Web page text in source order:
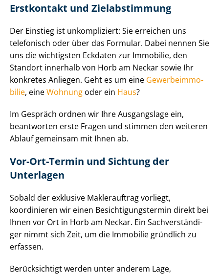
Erstkontakt und Zielabstimmung
Der Einstieg ist unkompliziert: Sie erreichen uns
telefonisch oder über das Formular. Dabei nennen Sie
uns die wichtigsten Eckdaten zur Immobilie, den
Standort innerhalb von Horb am Neckar sowie Ihr
konkretes Anliegen. Geht es um eine Ge­wer­be­im­mo­
bi­lie, eineWohnung oder ein Haus?
Im Gespräch ordnen wir Ihre Ausgangslage ein,
beantworten erste Fragen und stimmen den weiteren
Ablauf gemeinsam mit Ihnen ab.
Vor-Ort-Termin und Sichtung der
Unterlagen
Sobald der exklusive Maklerauftrag vorliegt,
koordinieren wir einen Be­sich­ti­gungs­ter­min direkt bei
Ihnen vor Ort in Horb am Neckar. Ein Sach­ver­stän­di­
ger nimmt sich Zeit, um die Immobilie gründlich zu
erfassen.
Berücksichtigt werden unter anderem Lage,